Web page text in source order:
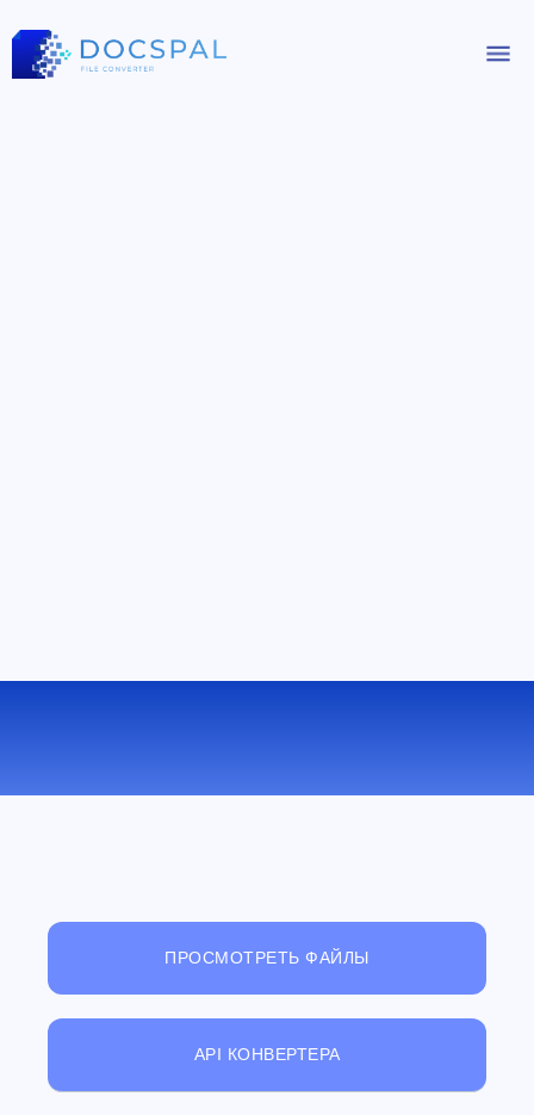
ПРОСМОТРЕТЬ ФАЙЛЫ
API КОНВЕРТЕРА